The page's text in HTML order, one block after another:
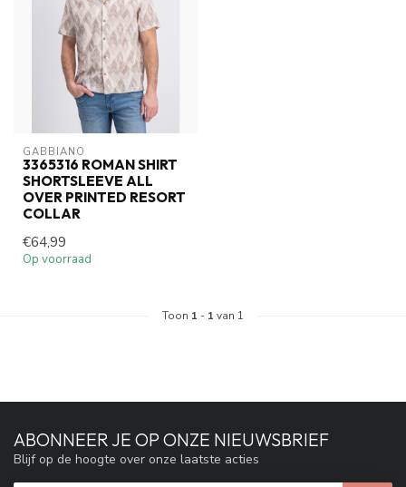
GABBIANO
3365316 ROMAN SHIRT
SHORTSLEEVE ALL
OVER PRINTED RESORT
COLLAR
€64,99
Op voorraad
Toon 1 - 1 van 1
ABONNEER JE OP ONZE NIEUWSBRIEF
Blijf op de hoogte over onze laatste acties